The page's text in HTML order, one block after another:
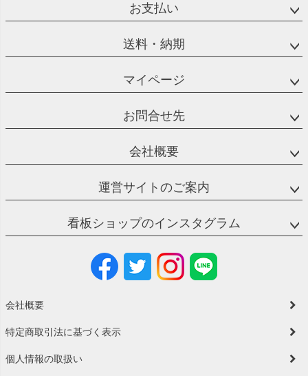
お支払い
送料・納期
マイページ
お問合せ先
会社概要
運営サイトのご案内
看板ショップのインスタグラム
会社概要
特定商取引法に基づく表示
個人情報の取扱い